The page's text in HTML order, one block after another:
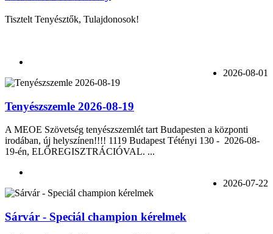
Tisztelt Tenyésztők, Tulajdonosok!
2026-08-01
Tenyészszemle 2026-08-19
A MEOE Szövetség tenyészszemlét tart Budapesten a központi
irodában, új helyszínen!!!! 1119 Budapest Tétényi 130 - 2026-08-
19-én, ELŐREGISZTRÁCIÓVAL. ...
2026-07-22
Sárvár - Speciál champion kérelmek